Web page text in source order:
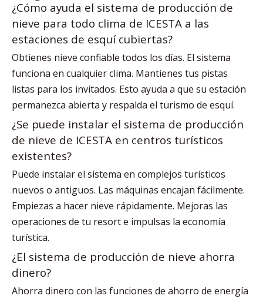
¿Cómo ayuda el sistema de producción de
nieve para todo clima de ICESTA a las
estaciones de esquí cubiertas?
Obtienes nieve confiable todos los días. El sistema
funciona en cualquier clima. Mantienes tus pistas
listas para los invitados. Esto ayuda a que su estación
permanezca abierta y respalda el turismo de esquí.
¿Se puede instalar el sistema de producción
de nieve de ICESTA en centros turísticos
existentes?
Puede instalar el sistema en complejos turísticos
nuevos o antiguos. Las máquinas encajan fácilmente.
Empiezas a hacer nieve rápidamente. Mejoras las
operaciones de tu resort e impulsas la economía
turística.
¿El sistema de producción de nieve ahorra
dinero?
Ahorra dinero con las funciones de ahorro de energía